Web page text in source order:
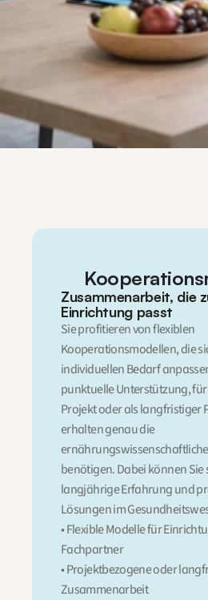
Zusammenarbeit, die
Einrichtung passt
Sie profitieren von flexiblen
Kooperationsmodellen, die
individuellen Bedarf
punktuelle Unterstützung,
Projekt oder als langfristiger
erhalten genau die
benötigen. Dabei können Sie
langjährige Erfahrung und
Lösungen im
• Flexible Modelle für
Fachpartner
• Projektbezogene oder
Zusammenarbeit